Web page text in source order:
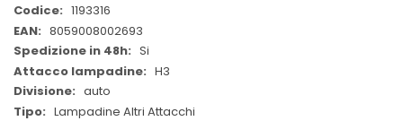
Maggiori
Informazioni
1193316
8059008002693
Si
H3
auto
Lampadine Altri Attacchi